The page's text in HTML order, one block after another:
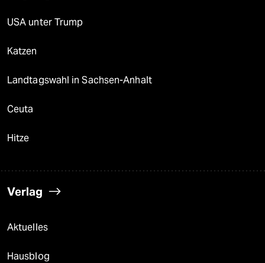
USA unter Trump
Katzen
Landtagswahl in Sachsen-Anhalt
Ceuta
Hitze
Verlag
Aktuelles
Hausblog